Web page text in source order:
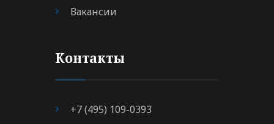
Вакансии
Контакты
+7 (495) 109-0393